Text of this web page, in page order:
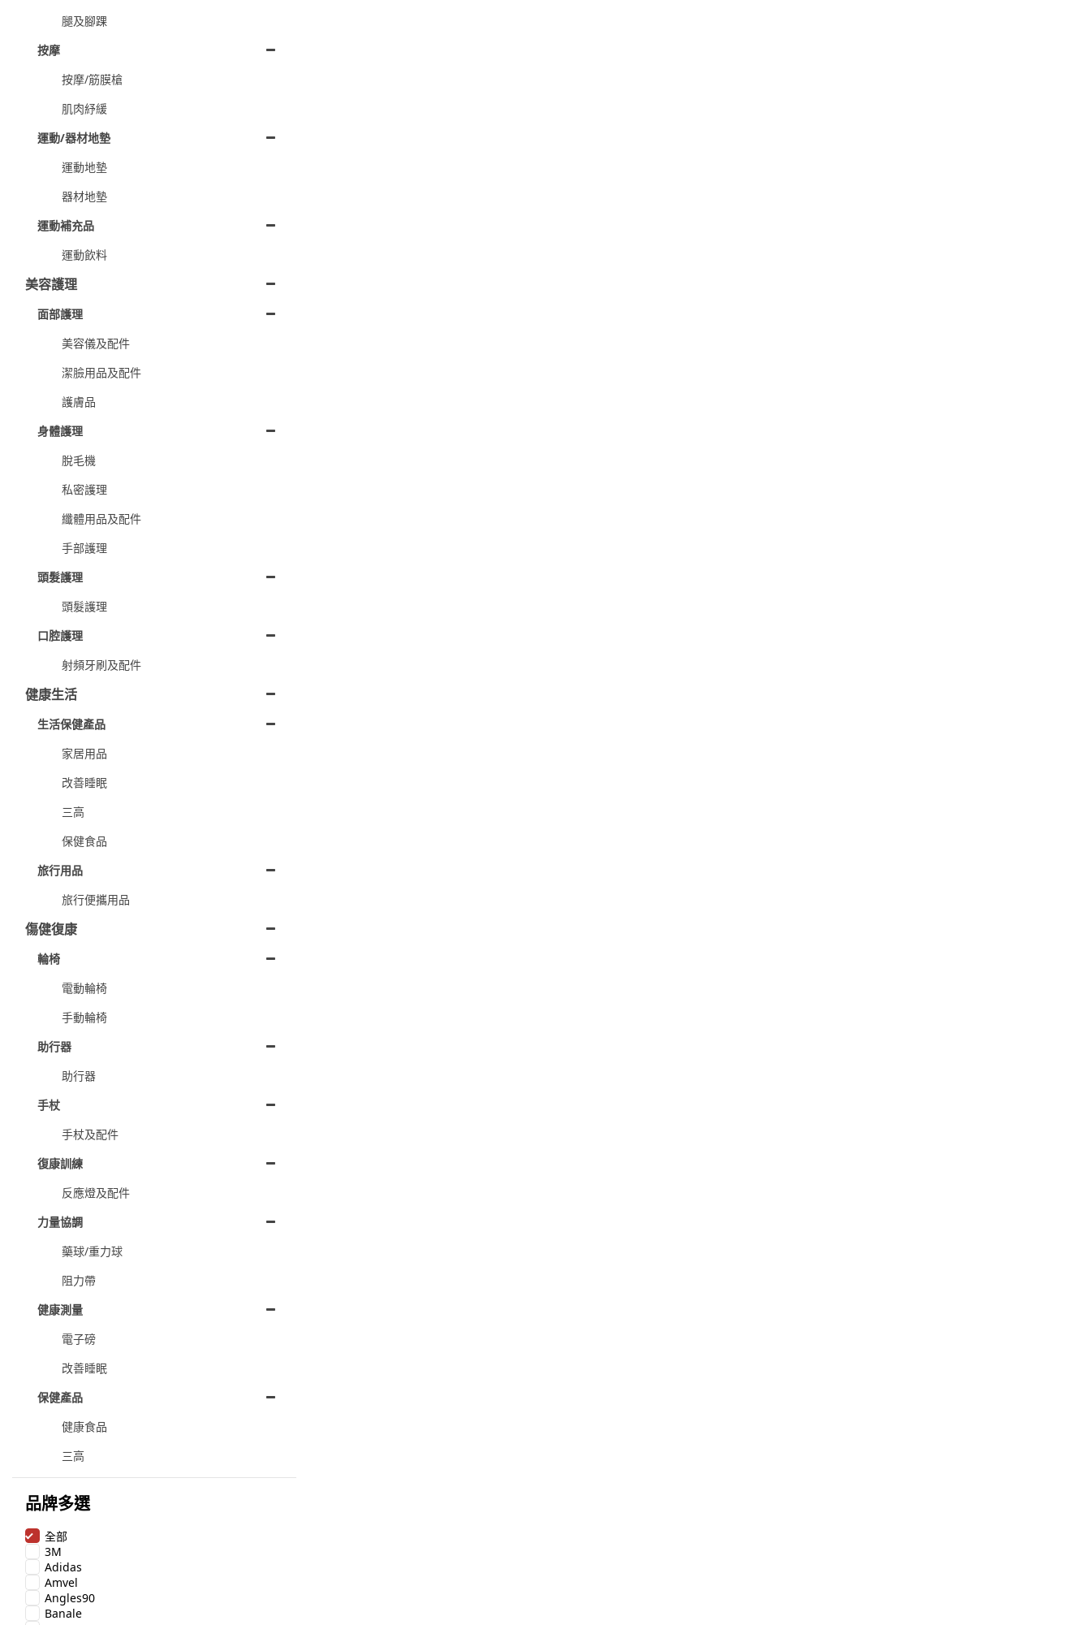
腿及腳踝
按摩
按摩/筋膜槍
肌肉紓緩
運動/器材地墊
運動地墊
器材地墊
運動補充品
運動飲料
美容護理
面部護理
美容儀及配件
潔臉用品及配件
護膚品
身體護理
脫毛機
私密護理
纖體用品及配件
手部護理
頭髮護理
頭髮護理
口腔護理
射頻牙刷及配件
健康生活
生活保健產品
家居用品
改善睡眠
三高
保健食品
旅行用品
旅行便攜用品
傷健復康
輪椅
電動輪椅
手動輪椅
助行器
助行器
手杖
手杖及配件
復康訓練
反應燈及配件
力量協調
藥球/重力球
阻力帶
健康測量
電子磅
改善睡眠
保健產品
健康食品
三高
品牌多選
全部
3M
Adidas
Amvel
Angles90
Banale